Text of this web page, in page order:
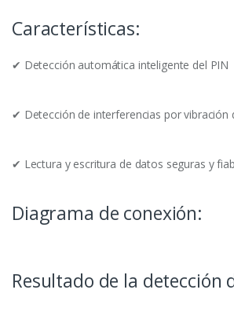
Características:
✔ Detección automática inteligente del PIN
✔ Detección de interferencias por vibración
✔ Lectura y escritura de datos seguras y
Diagrama de conexión:
Resultado de la detección